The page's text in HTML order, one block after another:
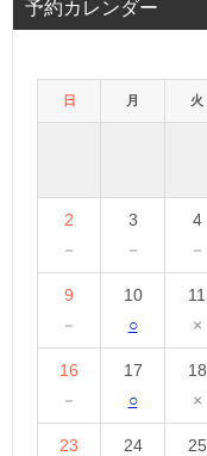
予約カレンダー
日 月 火
2
－
3
－
4
－
9
－
10
○
11
×
16
－
17
○
18
×
23
24
25